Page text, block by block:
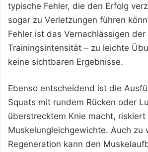
typische Fehler, die den Erfolg
sogar zu Verletzungen führen
Fehler ist das Vernachlässigen der
Trainingsintensität – zu leichte
keine sichtbaren Ergebnisse.
Ebenso entscheidend ist die
Squats mit rundem Rücken oder
überstrecktem Knie macht,
Muskelungleichgewichte. Auch zu
Regeneration kann den